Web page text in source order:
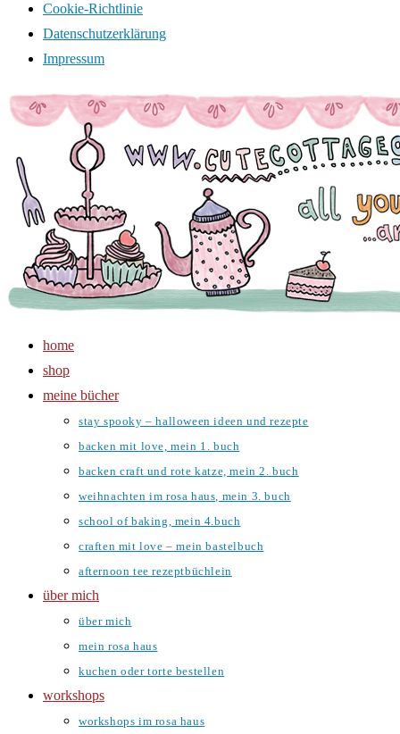
Cookie-Richtlinie
Datenschutzerklärung
Impressum
Zum
Inhalt
home
shop
meine bücher
stay spooky – halloween ideen und rezepte
backen mit love, mein 1. buch
backen craft und rote katze, mein 2. buch
weihnachten im rosa haus, mein 3. buch
school of baking, mein 4.buch
craften mit love – mein bastelbuch
afternoon tee rezeptbüchlein
über mich
über mich
mein rosa haus
kuchen oder torte bestellen
workshops
workshops im rosa haus